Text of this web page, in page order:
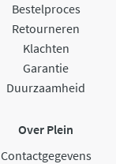
Bestelproces
Retourneren
Klachten
Garantie
Duurzaamheid
Over Plein
Contactgegevens